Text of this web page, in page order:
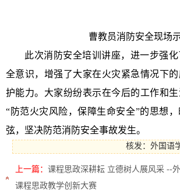
曹教员消防安全现场
此次消防安全培训讲座，进一步强
全意识，增强了大家在火灾紧急情况下
护能力。大家纷纷表示在今后的工作和
“防范火灾风险，保障生命安全”的思想
弦，坚决防范消防安全事故发生。
核发：外国语
上一篇： 课程思政深耕耘 立德树人展风采 --
课程思政教学创新大赛